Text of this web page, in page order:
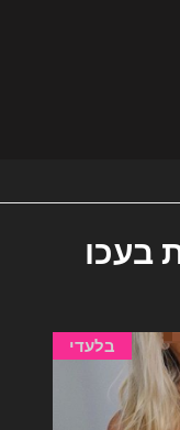
בעכו
בלעדי